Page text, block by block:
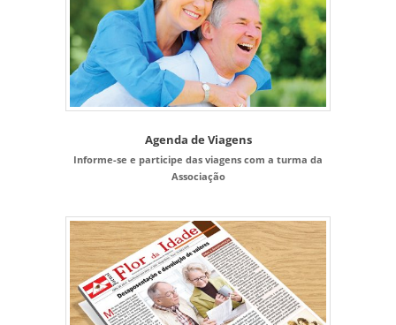
Agenda de Viagens
Informe-se e participe das viagens com a turma da
Associação